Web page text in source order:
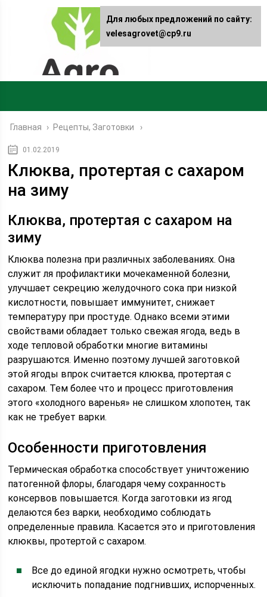
Главная › Рецепты, Заготовки
01.02.2019
Клюква, протертая с сахаром
на зиму
Клюква, протертая с сахаром на
зиму
Клюква полезна при различных заболеваниях. Она
служит ля профилактики мочекаменной болезни,
улучшает секрецию желудочного сока при низкой
кислотности, повышает иммунитет, снижает
температуру при простуде. Однако всеми этими
свойствами обладает только свежая ягода, ведь в
ходе тепловой обработки многие витамины
разрушаются. Именно поэтому лучшей заготовкой
этой ягоды впрок считается клюква, протертая с
сахаром. Тем более что и процесс приготовления
этого «холодного варенья» не слишком хлопотен, так
как не требует варки.
Особенности приготовления
Термическая обработка способствует уничтожению
патогенной флоры, благодаря чему сохранность
консервов повышается. Когда заготовки из ягод
делаются без варки, необходимо соблюдать
определенные правила. Касается это и приготовления
клюквы, протертой с сахаром.
Все до единой ягодки нужно осмотреть, чтобы
исключить попадание подгнивших, испорченных.
Для любых предложений по сайту:
velesagrovet@cp9.ru